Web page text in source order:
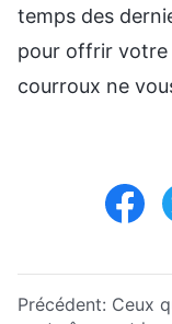
temps des
pour offrir votre
courroux ne
Précédent: Ceux